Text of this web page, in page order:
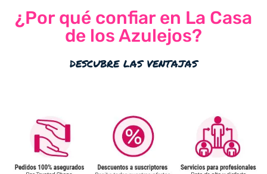
¿Por qué confiar en La Casa
de los Azulejos?
descubre las ventajas